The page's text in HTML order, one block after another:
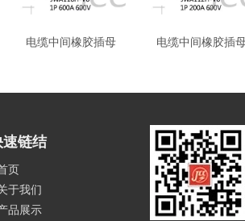
电缆中间橡胶插母 电缆中间橡胶插
速链结
页
于我们
品展示